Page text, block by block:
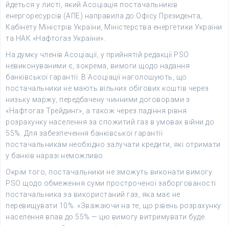
йдеться у листі, який Асоціація постачальників
енергоресурсів (АПЕ) направила до Офісу Президента,
Кабінету Міністрів України, Міністерства енергетики України
та НАК «Нафтогаз України».
На думку членів Асоціації, у прийнятій редакції PSO
невиконуваними є, зокрема, вимоги щодо надання
банківської гарантії. В Асоціації наголошують, що
постачальники не мають вільних обігових коштів через
низьку маржу, передбачену чинними договорами з
«Нафтогаз Трейдинг», а також через падіння рівня
розрахунку населення за спожитий газ в умовах війни до
55%. Для забезпечення банківської гарантії
постачальникам необхідно залучати кредити, які отримати
у банків наразі неможливо.
Окрім того, постачальники не зможуть виконати вимогу
PSO щодо обмеження суми простроченої заборгованості
постачальника за використаний газ, яка має не
перевищувати 10%. «Зважаючи на те, що рівень розрахунку
населення впав до 55% — цю вимогу витримувати буде